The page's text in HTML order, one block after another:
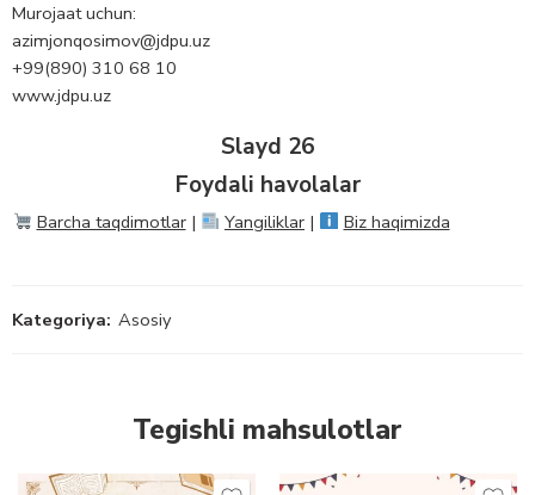
Murojaat uchun:
azimjonqosimov@jdpu.uz
+99(890) 310 68 10
www.jdpu.uz
Slayd 26
Foydali havolalar
Barcha taqdimotlar| Yangiliklar | Biz haqimizda
Kategoriya: Asosiy
Tegishli mahsulotlar